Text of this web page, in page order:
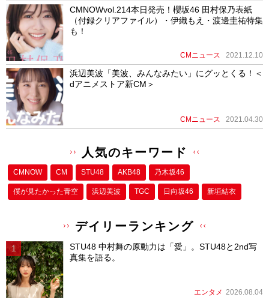
CMNOWvol.214本日発売！櫻坂46 田村保乃表紙
（付録クリアファイル）・伊織もえ・渡邊圭祐特集
も！
CMニュース 2021.12.10
浜辺美波「美波、みんなみたい」にグッとくる！＜
dアニメストア新CM＞
CMニュース 2021.04.30
人気のキーワード
CMNOW CM STU48 AKB48 乃木坂46
僕が⾒たかった⻘空 浜辺美波 TGC 日向坂46 新垣結衣
デイリーランキング
STU48 中村舞の原動力は「愛」。STU48と2nd写
真集を語る。
エンタメ 2026.08.04